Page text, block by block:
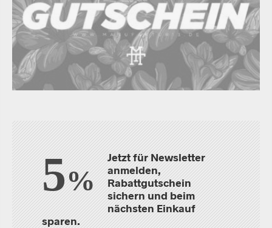
5%
Jetzt für Newsletter
anmelden,
Rabattgutschein
sichern und beim
nächsten Einkauf
sparen.